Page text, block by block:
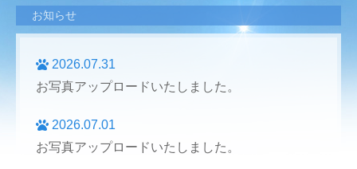
お知らせ
2026.07.31
お写真アップロードいたしました。
2026.07.01
お写真アップロードいたしました。